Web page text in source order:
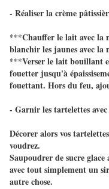
- Réaliser la crème
***Chauffer le lait avec la
blanchir les jaunes avec
***Verser le lait bouillant
fouetter jusqu'à
fouettant. Hors du feu,
- Garnir les tartelettes
Décorer alors vos
voudrez.
Saupoudrer de sucre
avec tout simplement un
autre chose.